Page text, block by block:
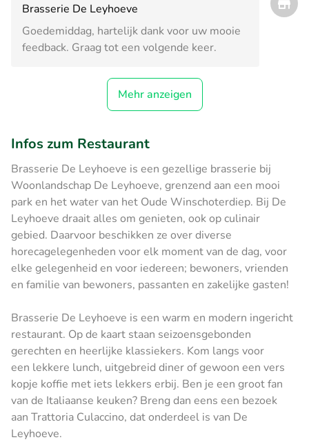
Brasserie De Leyhoeve
Goedemiddag, hartelijk dank voor uw mooie
feedback. Graag tot een volgende keer.
Mehr anzeigen
Infos zum Restaurant
Brasserie De Leyhoeve is een gezellige brasserie bij
Woonlandschap De Leyhoeve, grenzend aan een mooi
park en het water van het Oude Winschoterdiep. Bij De
Leyhoeve draait alles om genieten, ook op culinair
gebied. Daarvoor beschikken ze over diverse
horecagelegenheden voor elk moment van de dag, voor
elke gelegenheid en voor iedereen; bewoners, vrienden
en familie van bewoners, passanten en zakelijke gasten!
Brasserie De Leyhoeve is een warm en modern ingericht
restaurant. Op de kaart staan seizoensgebonden
gerechten en heerlijke klassiekers. Kom langs voor
een lekkere lunch, uitgebreid diner of gewoon een vers
kopje koffie met iets lekkers erbij. Ben je een groot fan
van de Italiaanse keuken? Breng dan eens een bezoek
aan Trattoria Culaccino, dat onderdeel is van De
Leyhoeve.